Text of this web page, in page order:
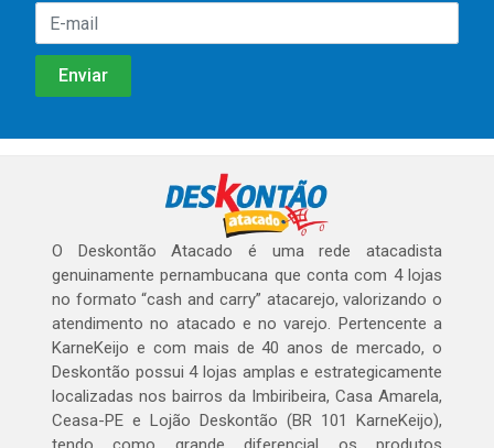
O Deskontão Atacado é uma rede atacadista
genuinamente pernambucana que conta com 4 lojas
no formato “cash and carry” atacarejo, valorizando o
atendimento no atacado e no varejo. Pertencente a
KarneKeijo e com mais de 40 anos de mercado, o
Deskontão possui 4 lojas amplas e estrategicamente
localizadas nos bairros da Imbiribeira, Casa Amarela,
Ceasa-PE e Lojão Deskontão (BR 101 KarneKeijo),